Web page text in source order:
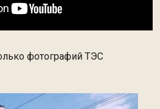
фотографий ТЭС